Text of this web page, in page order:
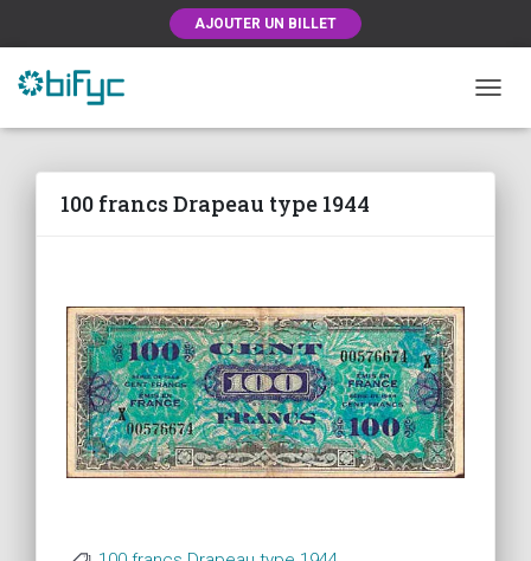
AJOUTER UN BILLET
100 francs Drapeau type 1944